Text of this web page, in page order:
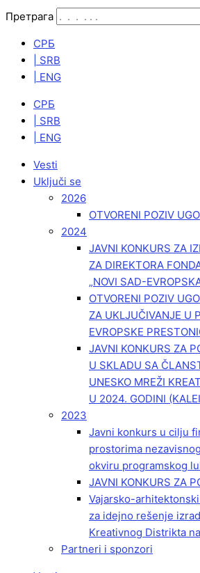
Претрага
СРБ
| SRB
| ENG
СРБ
| SRB
| ENG
Vesti
Uključi se
2026
OTVORENI POZIV
2024
JAVNI KONKURS ZA
ZA DIREKTORA
„NOVI SAD-
OTVORENI POZIV
ZA UKLJUČIVANJE U
EVROPSKE
JAVNI KONKURS ZA
U SKLADU SA
UNESKO MREŽI
U 2024. GODINI
2023
Javni konkurs u cilju
prostorima
okviru programskog
JAVNI KONKURS ZA
Vajarsko-
za idejno rešenje
Kreativnog Distrikta
Partneri i sponzori